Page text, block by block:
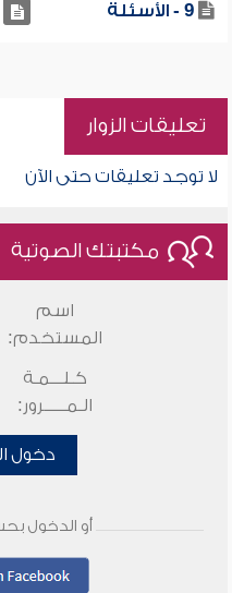
9 - الأسئلة
تعليقات الزوار
لا توجد تعليقات حتى الآن
مكتبتك الصوتية
اسم
المستخدم:
كـلـــمـة
الـمـــــرور:
دخول
أو الدخول